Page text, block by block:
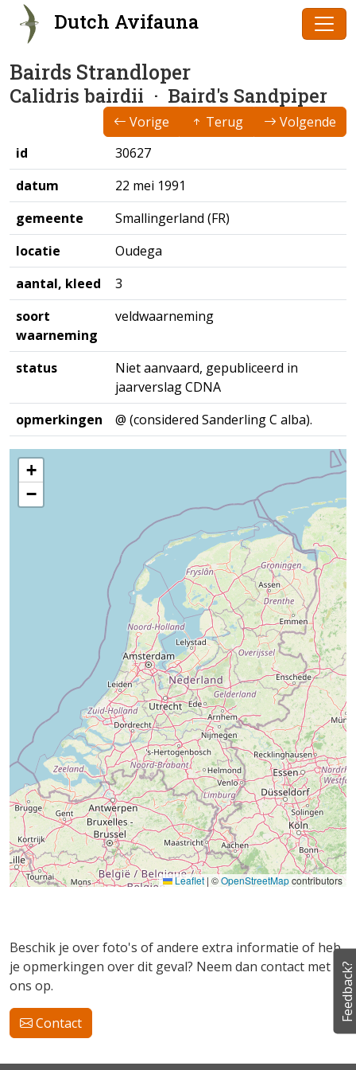
Dutch Avifauna
Bairds Strandloper
Calidris bairdii · Baird's Sandpiper
Vorige Terug
Volgende
id
30627
datum
22 mei 1991
gemeente
Smallingerland (FR)
locatie
Oudega
aantal, kleed
3
soort
waarneming
veldwaarneming
status
Niet aanvaard, gepubliceerd in
jaarverslag CDNA
opmerkingen
@ (considered Sanderling C alba).
+
−
Leaflet| ©OpenStreetMapcontributors
Beschik je over foto's of andere extra informatie of heb
je opmerkingen over dit geval? Neem dan contact met
ons op.
Contact
Feedback?